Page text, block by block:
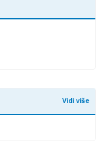
Vidi više